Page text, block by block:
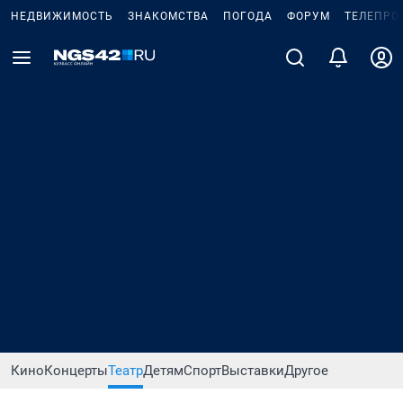
НЕДВИЖИМОСТЬ ЗНАКОМСТВА ПОГОДА ФОРУМ
КиноКонцертыТеатрДетямСпортВыставкиДругое